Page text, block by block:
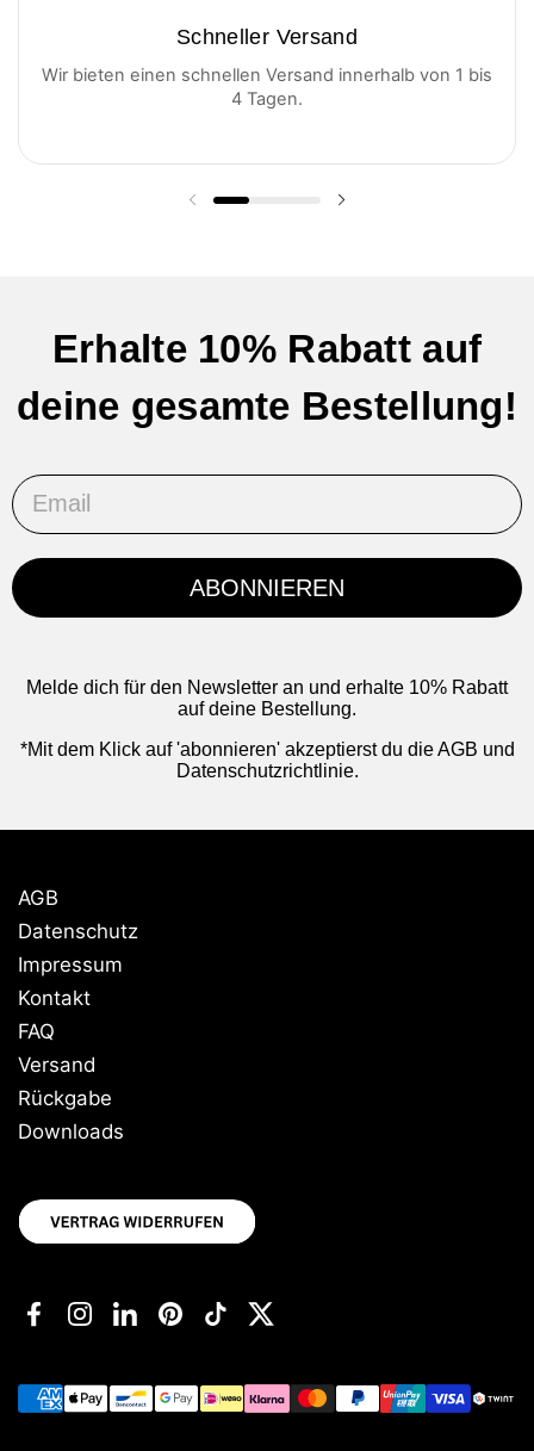
Schneller Versand
Wir bieten einen schnellen Versand innerhalb von 1 bis
4 Tagen.
Vorherige Folie
Erhalte 10% Rabatt auf
deine gesamte Bestellung!
Email
ABONNIEREN
Melde dich für den Newsletter an und erhalte 10% Rabatt
auf deine Bestellung.
*Mit dem Klick auf 'abonnieren' akzeptierst du die AGB und
Datenschutzrichtlinie.
AGB
Datenschutz
Impressum
Kontakt
FAQ
Versand
Rückgabe
Downloads
FacebookInstagram
LinkedInPinterest
TikTokTwitter